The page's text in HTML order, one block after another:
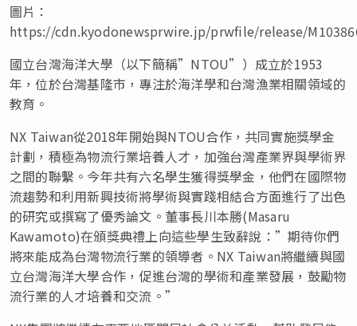
圖片：
https://cdn.kyodonewsprwire.jp/prwfile/release/
國立台灣海洋大學 （以下簡稱”NTOU”） 成立於1953
年，位於台灣基隆市，專注於海洋學和台灣漁業相關領域的
教育。
NX Taiwan從2018年開始與NTOU合作，共同實施獎學金
計劃，積極為物流行業培養人才，加強台灣產業界與學術界
之間的聯繫。今年共有六名學生獲得獎學金，他們在國際物
流趨勢和利用新興技術將學術與實踐相結合方面進行了出色
的研究或撰寫了優秀論文。董事長川本勝(Masaru
Kawamoto)在頒獎典禮上向這些學生致辭說：”期待你們
將來能成為台灣物流行業的領導者。NX Taiwan將繼續與國
立台灣海洋大學合作，促進台灣的學術和產業發展，鼓勵物
流行業的人才培養和交流。”